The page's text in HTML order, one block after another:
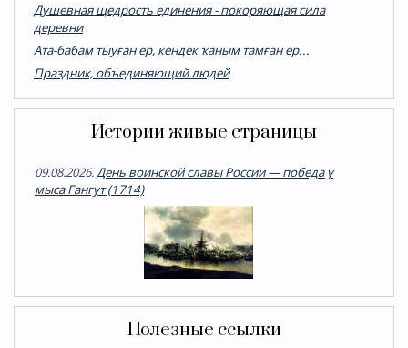
Душевная щедрость единения - покоряющая сила
деревни
Ата-бабам тыуған ер, кендек ҡаным тамған ер...
Праздник, объединяющий людей
Истории живые страницы
09.08.2026.День воинской славы России — победа у
мыса Гангут (1714)
Полезные ссылки